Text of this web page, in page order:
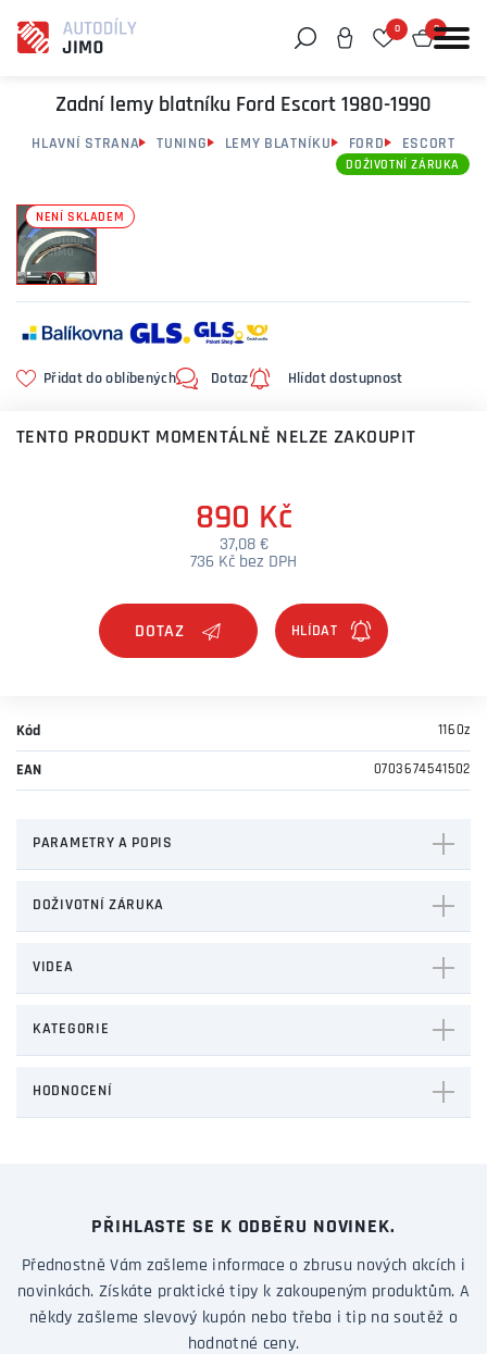
0 0
Zadní lemy blatníku Ford Escort 1980-1990
HLAVNÍ STRANA TUNING LEMY BLATNÍKU FORD ESCORT
NENÍ SKLADEM
DOŽIVOTNÍ ZÁRUKA
Přidat do oblíbených Dotaz Hlídat dostupnost
TENTO PRODUKT MOMENTÁLNĚ NELZE ZAKOUPIT
890 Kč
37,08 €
736 Kč bez DPH
DOTAZ
Kód 1160z
EAN 0703674541502
PARAMETRY A POPIS
DOŽIVOTNÍ ZÁRUKA
VIDEA
KATEGORIE
HODNOCENÍ
PŘIHLASTE SE K ODBĚRU NOVINEK.
Přednostně Vám zašleme informace o zbrusu nových akcích i
novinkách. Získáte praktické tipy k zakoupeným produktům. A
někdy zašleme slevový kupón nebo třeba i tip na soutěž o
hodnotné ceny.
Můžeme vám pomoci něco najít?